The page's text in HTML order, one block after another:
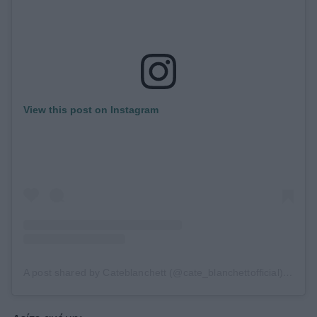
View this post on Instagram